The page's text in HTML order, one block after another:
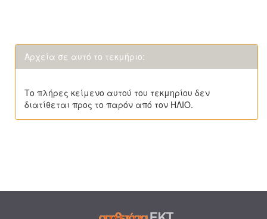
Αρχεία σε αυτό το τεκμήριο:
Το πλήρες κείμενο αυτού του τεκμηρίου δεν
διατίθεται προς το παρόν από τον ΗΛΙΟ.